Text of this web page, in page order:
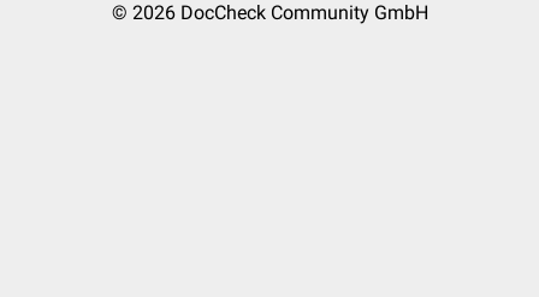
© 2026 DocCheck Community GmbH